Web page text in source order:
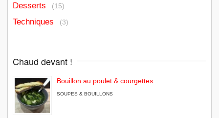
Desserts (15)
Techniques (3)
Chaud devant !
Bouillon au poulet & courgettes
SOUPES & BOUILLONS